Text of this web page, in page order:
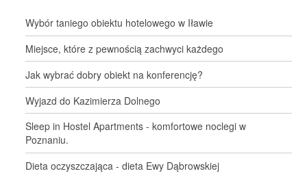
Wybór taniego obiektu hotelowego w Iławie
Miejsce, które z pewnością zachwyci każdego
Jak wybrać dobry obiekt na konferencję?
Wyjazd do Kazimierza Dolnego
Sleep in Hostel Apartments - komfortowe noclegi w
Poznaniu.
Dieta oczyszczająca - dieta Ewy Dąbrowskiej